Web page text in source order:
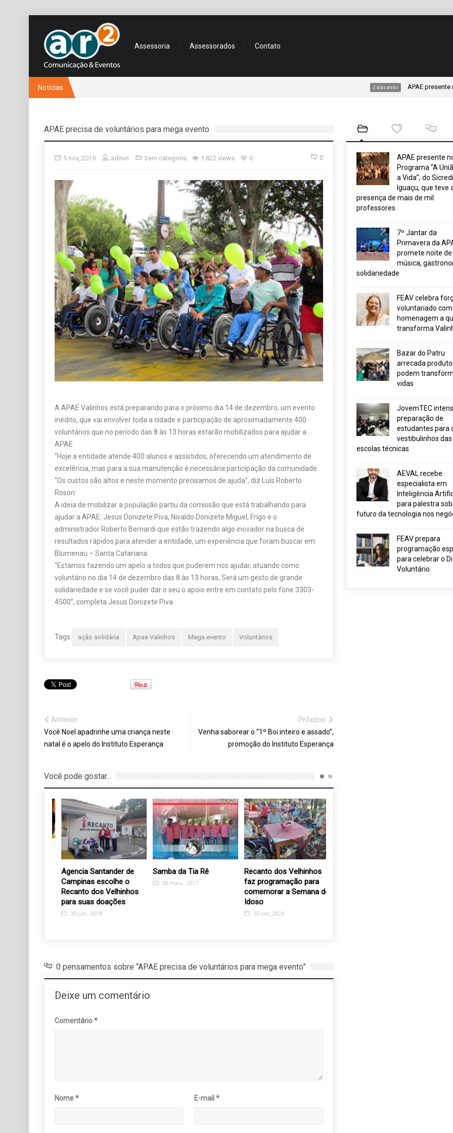
Assessoria Assessorados Contato
Notícias APAE presente no
APAE precisa de voluntários para mega evento
5 nov, 2019 admin Sem categoria 1.822 views 0 0
A APAE Valinhos está preparando para o próximo dia 14 de dezembro, um evento
inédito, que vai envolver toda a cidade e participação de aproximadamente 400
voluntários que no período das 8 às 13 horas estarão mobilizados para ajudar a
APAE.
“Hoje a entidade atende 400 alunos e assistidos, oferecendo um atendimento de
excelência, mas para a sua manutenção é necessária participação da comunidade.
“Os custos são altos e neste momento precisamos de ajuda”, diz Luís Roberto
Roson.
A ideia de mobilizar a população partiu da comissão que está trabalhando para
ajudar a APAE: Jesus Donizete Piva, Nivaldo Donizete Miguel, Frigo e o
administrador Roberto Bernardi que estão trazendo algo inovador na busca de
resultados rápidos para atender a entidade, um experiência que foram buscar em
Blumenau – Santa Catariana.
“Estamos fazendo um apelo a todos que puderem nos ajudar, atuando como
voluntário no dia 14 de dezembro das 8 às 13 horas, Será um gesto de grande
solidariedade e se você puder dar o seu o apoio entre em contato pelo fone 3303-
4500”, completa Jesus Donizete Piva.
Tags ação solidária Apae Valinhos Mega evento Voluntários
Anterior
Você Noel apadrinhe uma criança neste
natal é o apelo do Instituto Esperança
Próximo
Venha saborear o “1º Boi inteiro e assado”,
promoção do Instituto Esperança
Você pode gostar...
Agencia Santander de
Campinas escolhe o
Recanto dos Velhinhos
para suas doações
20 jun, 2018
Samba da Tia Rê
30 maio, 2017
Recanto dos Velhinhos
faz programação para
comemorar a Semana do
Idoso
30 set, 2024
0 pensamentos sobre “APAE precisa de voluntários para mega evento”
Deixe um comentário
Comentário*
Nome* E-mail*
APAE presente
Programa “A
a Vida”, do Sicredi
Iguaçu, que teve
presença de mais de mil
professores
7º Jantar da
Primavera da
promete noite de
música,
solidariedade
FEAV celebra
voluntariado com
homenagem a
transforma
Bazar do Patru
arrecada
podem
vidas
JovemTEC
preparação de
estudantes para
vestibulinhos das
escolas técnicas
AEVAL recebe
especialista em
Inteligência
para palestra
futuro da tecnologia nos
FEAV prepara
programação
para celebrar o
Voluntário